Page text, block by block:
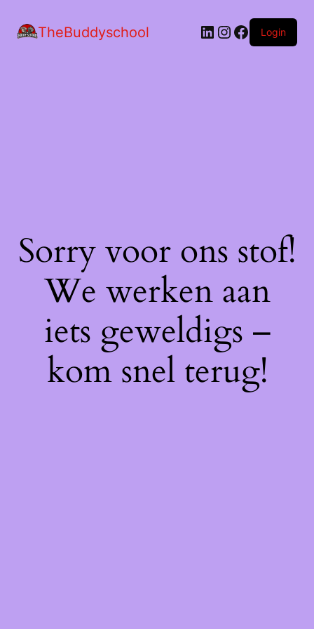
TheBuddyschool LinkedIn
Instagram
Facebook
Login
Sorry voor ons stof!
We werken aan
iets geweldigs –
kom snel terug!